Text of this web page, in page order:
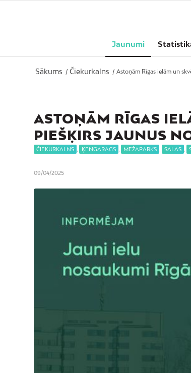
Jaunumi
Sākums / Čiekurkalns / Astoņām Rīgas ielām un
ASTOŅĀM RĪGAS
PIEŠĶIRS JAUNUS
ČIEKURKALNS ĶENGARAGS MEŽAPARKS SALAS
09/04/2025